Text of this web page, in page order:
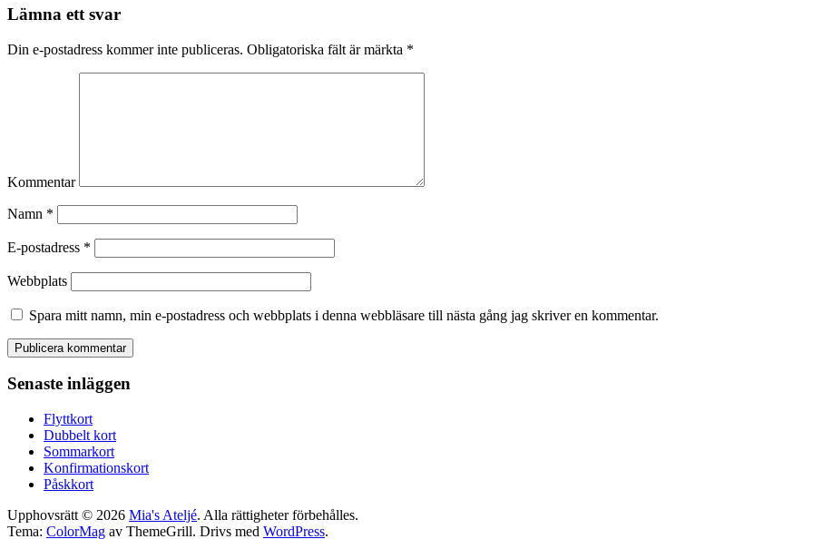
Lämna ett svar
Din e-postadress kommer inte publiceras. Obligatoriska fält är märkta *
Kommentar
Namn *
E-postadress *
Webbplats
Spara mitt namn, min e-postadress och webbplats i denna webbläsare till nästa gång jag skriver en kommentar.
Senaste inläggen
Flyttkort
Dubbelt kort
Sommarkort
Konfirmationskort
Påskkort
Upphovsrätt © 2026 Mia's Ateljé. Alla rättigheter förbehålles.
Tema: ColorMag av ThemeGrill. Drivs med WordPress.